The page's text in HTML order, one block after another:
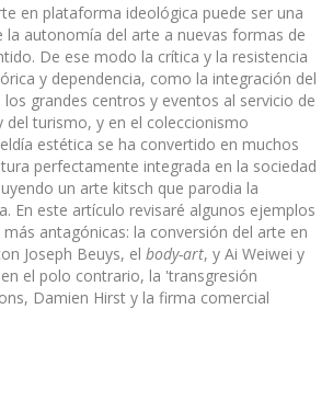
en plataforma ideológica puede ser una
la autonomía del arte a nuevas formas de
De ese modo la crítica y la resistencia
y dependencia, como la integración del
grandes centros y eventos al servicio de
del turismo, y en el coleccionismo
estética se ha convertido en muchos
perfectamente integrada en la sociedad
un arte kitsch que parodia la
En este artículo revisaré algunos ejemplos
antagónicas: la conversión del arte en
Joseph Beuys, el body-art, y Ai Weiwei y
el polo contrario, la 'transgresión
Damien Hirst y la firma comercial